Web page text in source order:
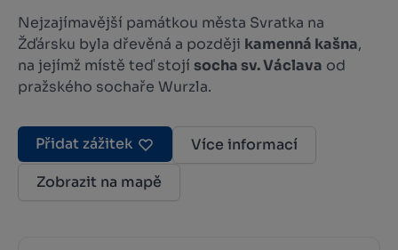
Nejzajímavější památkou města Svratka na
Žďársku byla dřevěná a později kamenná kašna,
na jejímž místě teď stojí socha sv. Václava od
pražského sochaře Wurzla.
Přidat zážitek
Více informací
Zobrazit na mapě